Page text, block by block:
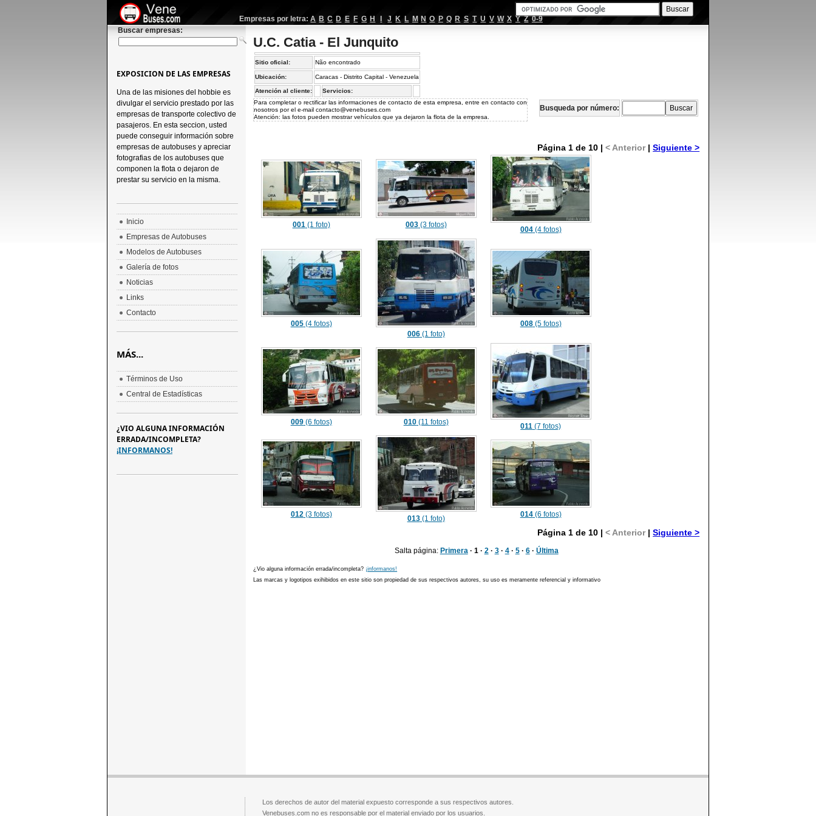
Empresas por letra: A B C D E F G H J K L M N O P Q R S T U V W X Y Z 0-9
Buscar empresas:
U.C. Catia - El Junquito
Sitio oficial: Não encontrado
Ubicación: Caracas - Distrito Capital - Venezuela
Atención al cliente:
Servicios:
Para completar o rectificar las informaciones de contacto de esta empresa, entre en contacto con
nosotros por el e-mailcontacto@venebuses.com
Atención: las fotos pueden mostrar vehículos que ya dejaron la flota de la empresa.
Busqueda por número:
Página 1 de 10 |< Anterior|Siguiente >
001(1 foto) 003(3 fotos)
004(4 fotos)
005(4 fotos)
006(1 foto)
008(5 fotos)
009(6 fotos) 010(11 fotos) 011 (7 fotos)
012(3 fotos) 013(1 foto) 014(6 fotos)
Página 1 de 10 |< Anterior|Siguiente >
Salta página: Primera· 1 · 2· 3· 4· 5· 6· Última
¿Vio alguna información errada/incompleta? ¡informanos!
Las marcas y logotipos exihibidos en este sitio son propiedad de sus respectivos autores, su uso es meramente referencial y informativo
EXPOSICION DE LAS EMPRESAS
Una de las misiones del hobbie es
divulgar el servicio prestado por las
empresas de transporte colectivo de
pasajeros. En esta seccion, usted
puede conseguir información sobre
empresas de autobuses y apreciar
fotografias de los autobuses que
componen la flota o dejaron de
prestar su servicio en la misma.
Inicio
Empresas de Autobuses
Modelos de Autobuses
Galería de fotos
Noticias
Links
Contacto
MÁS...
Términos de Uso
Central de Estadísticas
¿VIO ALGUNA INFORMACIÓN
ERRADA/INCOMPLETA?
¡INFORMANOS!
Los derechos de autor del material expuesto corresponde a sus respectivos autores.
Venebuses.com no es responsable por el material enviado por los usuarios.